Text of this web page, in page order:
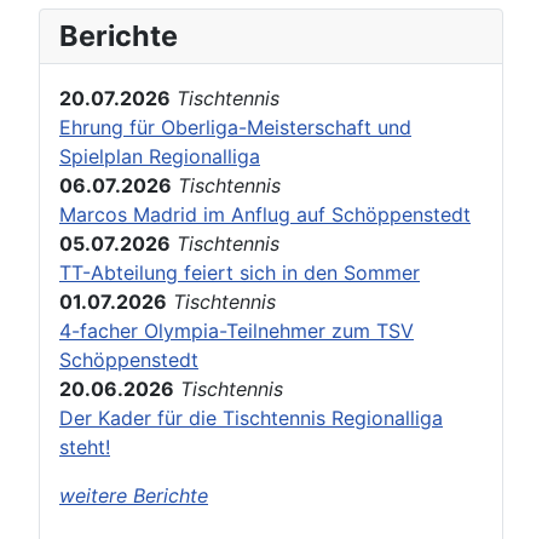
Berichte
20.07.2026 Tischtennis
Ehrung für Oberliga-Meisterschaft und
Spielplan Regionalliga
06.07.2026 Tischtennis
Marcos Madrid im Anflug auf Schöppenstedt
05.07.2026 Tischtennis
TT-Abteilung feiert sich in den Sommer
01.07.2026 Tischtennis
4-facher Olympia-Teilnehmer zum TSV
Schöppenstedt
20.06.2026 Tischtennis
Der Kader für die Tischtennis Regionalliga
steht!
weitere Berichte